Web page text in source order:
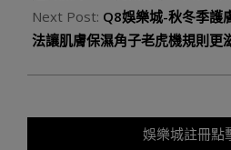
Next Post: Q8娛樂城-秋冬季護
法讓肌膚保濕角子老虎機規則更
娛樂城註冊點